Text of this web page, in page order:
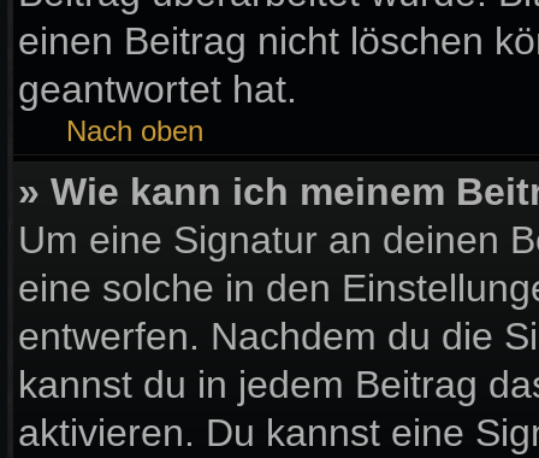
einen Beitrag nicht löschen
geantwortet hat.
Nach oben
» Wie kann ich meinem
Um eine Signatur an deinen
eine solche in den
entwerfen. Nachdem du die
kannst du in jedem Beitrag
aktivieren. Du kannst eine